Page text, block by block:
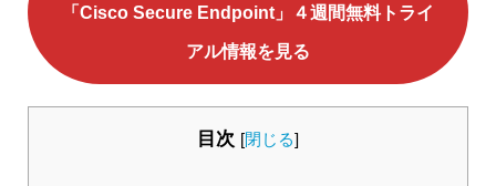
「Cisco Secure Endpoint」４週間無料トライ
アル情報を見る
目次 [閉じる]